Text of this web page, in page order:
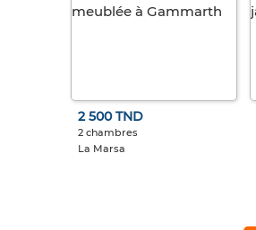
2 500 TND
2 chambres
La Marsa